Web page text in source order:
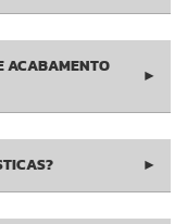
ACABAMENTO
▶
▶